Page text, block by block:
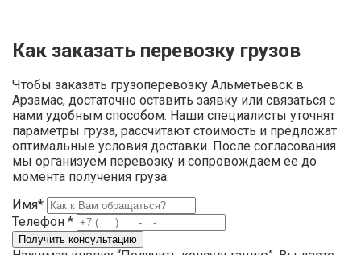
Как заказать перевозку грузов
Чтобы заказать грузоперевозку Альметьевск в
Арзамас, достаточно оставить заявку или связаться с
нами удобным способом. Наши специалисты уточнят
параметры груза, рассчитают стоимость и предложат
оптимальные условия доставки. После согласования
мы организуем перевозку и сопровождаем ее до
момента получения груза.
Имя*
Телефон *